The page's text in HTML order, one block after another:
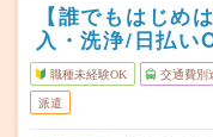
【誰でもはじめ
入・洗浄/日払い
職種未経験OK 交通費別
派遣